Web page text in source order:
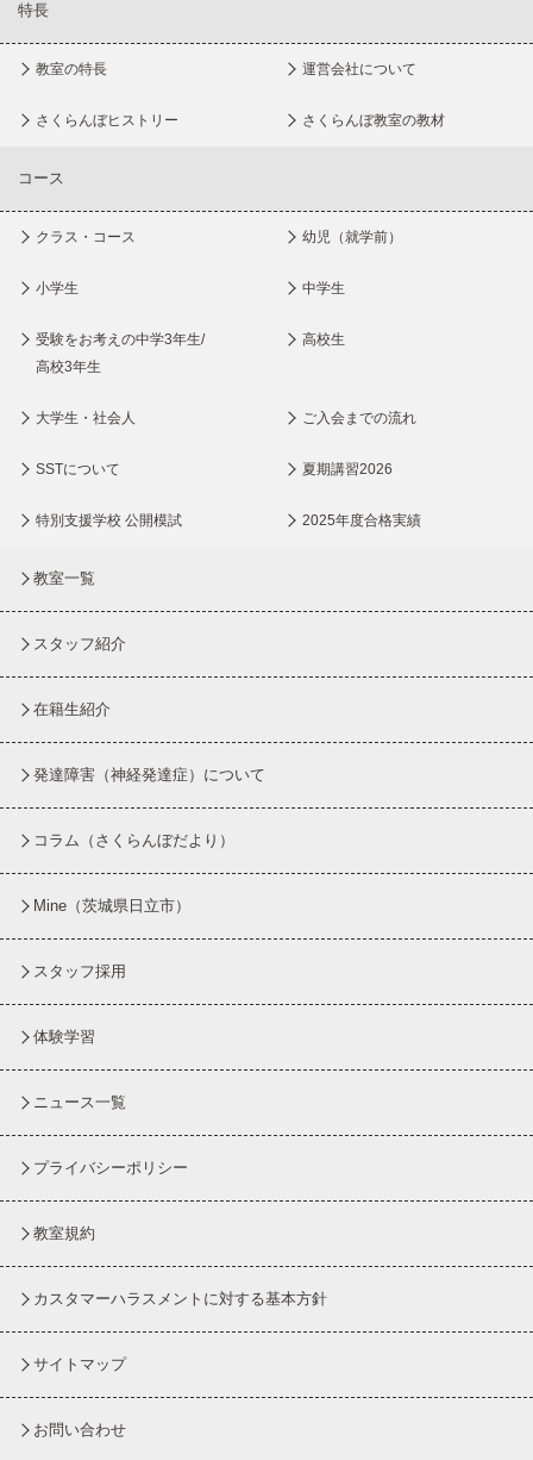
特長
教室の特長 運営会社について
さくらんぼヒストリー さくらんぼ教室の教材
コース
クラス・コース 幼児（就学前）
小学生 中学生
受験をお考えの中学3年生/
高校3年生
高校生
大学生・社会人 ご入会までの流れ
SSTについて 夏期講習2026
特別支援学校 公開模試 2025年度合格実績
教室一覧
スタッフ紹介
在籍生紹介
発達障害（神経発達症）について
コラム （さくらんぼだより）
Mine（茨城県日立市）
スタッフ採用
体験学習
ニュース一覧
プライバシーポリシー
教室規約
カスタマーハラスメントに対する基本方針
サイトマップ
お問い合わせ